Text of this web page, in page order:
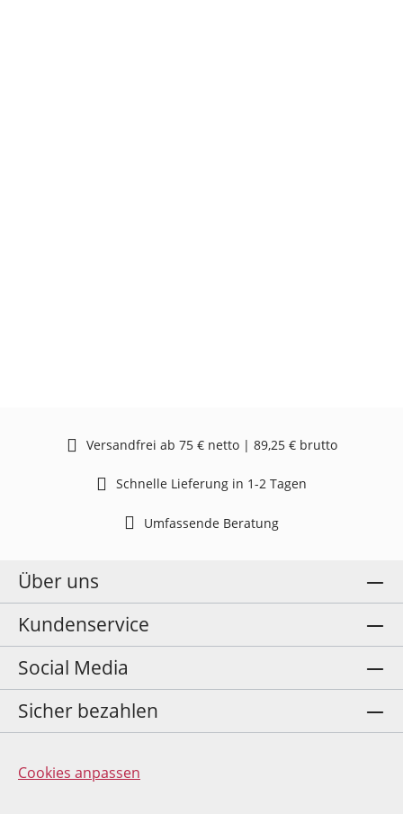
Versandfrei ab 75 € netto | 89,25 € brutto
Schnelle Lieferung in 1-2 Tagen
Umfassende Beratung
Über uns
Kundenservice
Social Media
Sicher bezahlen
Cookies anpassen